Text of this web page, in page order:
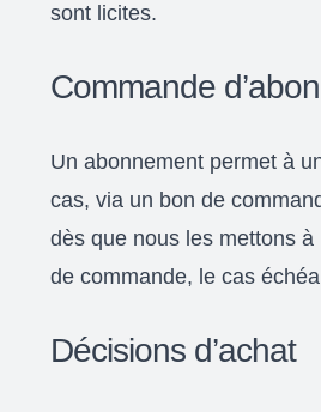
sont licites.
Commande
Un abonnement permet à
cas, via un bon de
dès que nous les mettons
de commande, le cas
Décisions d’achat